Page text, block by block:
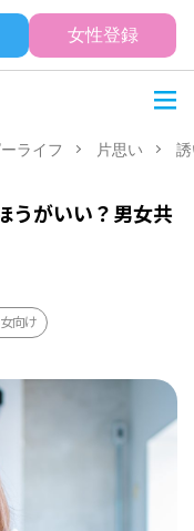
女性登録
ライフ 片思い
うがいい？男女共
向け